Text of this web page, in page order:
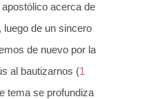
acerca de
de un sincero
de nuevo por la
al bautizarnos (1
tema se profundiza